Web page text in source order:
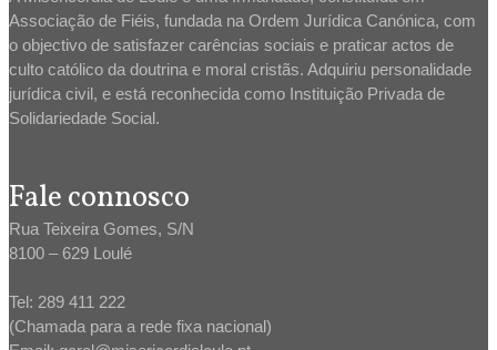
Associação de Fiéis, fundada na Ordem Jurídica Canónica, com
o objectivo de satisfazer carências sociais e praticar actos de
culto católico da doutrina e moral cristãs. Adquiriu personalidade
jurídica civil, e está reconhecida como Instituição Privada de
Solidariedade Social.
Fale connosco
Rua Teixeira Gomes, S/N
8100 – 629 Loulé
Tel: 289 411 222
(Chamada para a rede fixa nacional)